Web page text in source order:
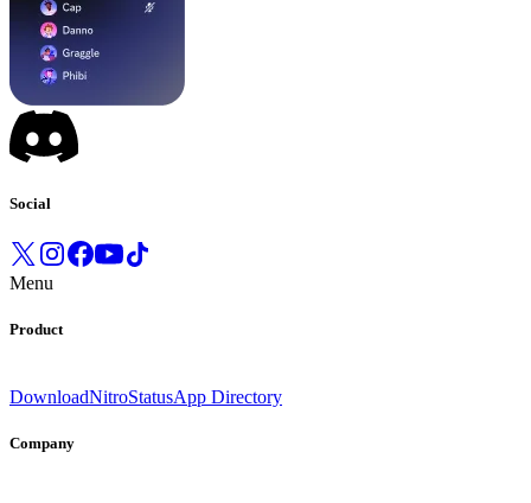
Social
Menu
Product
DownloadNitroStatusApp Directory
Company